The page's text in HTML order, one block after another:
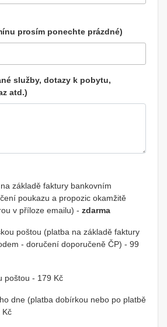
prosím ponechte prázdné)
služby, dotazy k pobytu,
atd.)
základě faktury bankovním
poukazu a propozic okamžitě
v příloze emailu) - zdarma
poštou (platba na základě faktury
- doručení doporučeně ČP) - 99
poštou - 179 Kč
dne (platba dobírkou nebo po platbě
Kč